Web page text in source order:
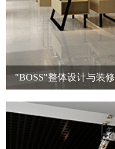
"BOSS"整体设计与装修